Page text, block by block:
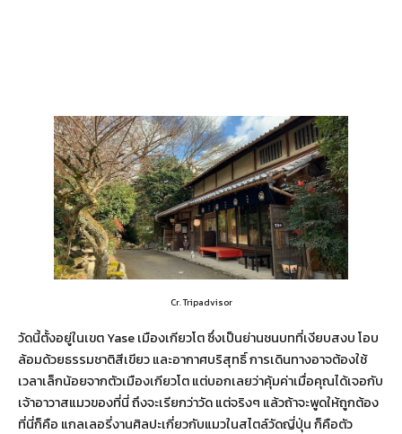
Cr. Tripadvisor
วัดนี้ตั้งอยู่ในเขต Yase เมืองเกียวโต ซึ่งเป็นย่านชนบทที่เงียบสงบ โอบ
ล้อมด้วยธรรมชาติสีเขียว และอากาศบริสุทธิ์ การเดินทางอาจต้องใช้
เวลาเล็กน้อยจากตัวเมืองเกียวโต แต่บอกเลยว่าคุ้มค่าเมื่อคุณได้เจอกับ
เจ้าอาวาสแมวของที่นี่ ถึงจะเรียกว่าวัด แต่จริงๆ แล้วถ้าจะพูดให้ถูกต้อง
ที่นี่ก็คือ แกลเลอรี่งานศิลปะเกี่ยวกับแมวในสไตล์วัดญี่ปุ่น ก็คือตัว